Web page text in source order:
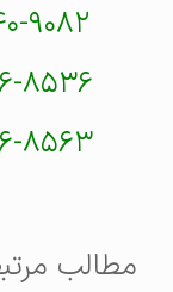
۰۹۱۲-
۰۹۱۰-
۰۹۱۰-
مطالب مرتبط: